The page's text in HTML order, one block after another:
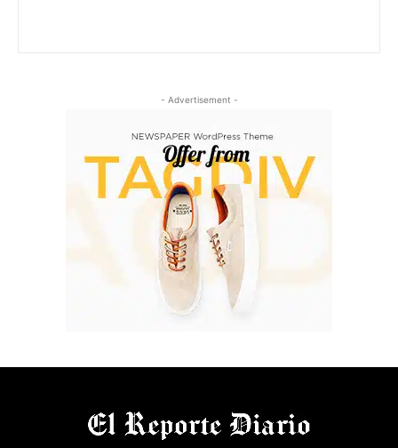
- Advertisement -